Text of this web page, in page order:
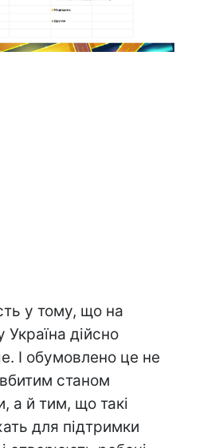
у тому, що на
Україна дійсно
І обумовлено це не
станом
а й тим, що такі
для підтримки